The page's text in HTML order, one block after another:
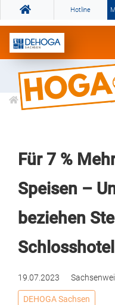
Hotline
Informationen
Für 7 %
Speisen –
beziehen
19.07.2023
DEHOGA Sachsen